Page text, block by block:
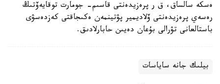
ەسكە سالساق، ق ر پرەزيدەنتى قاسىم- جومارت توقايەۆتىڭ
رەسەي پرەزيدەنتى ۆلاديمير پۋتينمەن ەكىجاقتى كەزدەسۋى
باستالعانى تۋرالى بۇعان دەيىن حابارلادىق.
بيلىك جانە ساياسات